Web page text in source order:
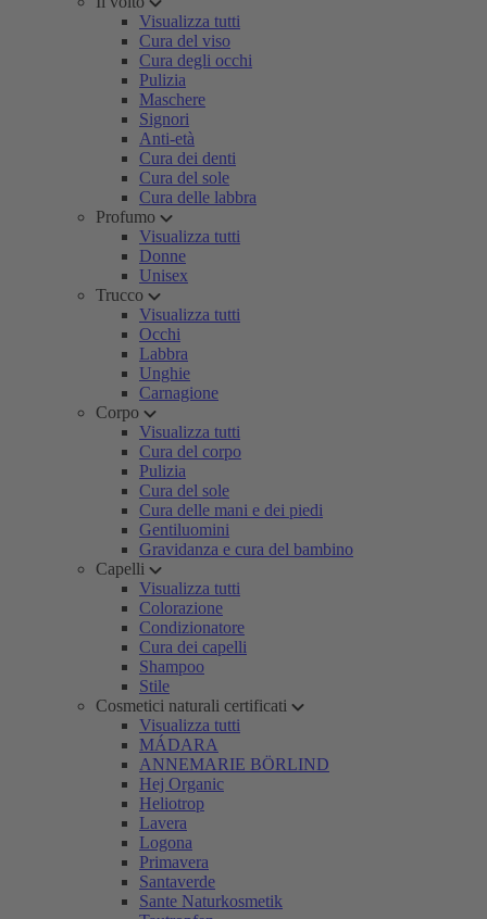
Visualizza tutti
Cura del viso
Cura degli occhi
Pulizia
Maschere
Signori
Anti-età
Cura dei denti
Cura del sole
Cura delle labbra
Profumo
Visualizza tutti
Donne
Unisex
Trucco
Visualizza tutti
Occhi
Labbra
Unghie
Carnagione
Corpo
Visualizza tutti
Cura del corpo
Pulizia
Cura del sole
Cura delle mani e dei piedi
Gentiluomini
Gravidanza e cura del bambino
Capelli
Visualizza tutti
Colorazione
Condizionatore
Cura dei capelli
Shampoo
Stile
Cosmetici naturali certificati
Visualizza tutti
MÁDARA
ANNEMARIE BÖRLIND
Hej Organic
Heliotrop
Lavera
Logona
Primavera
Santaverde
Sante Naturkosmetik